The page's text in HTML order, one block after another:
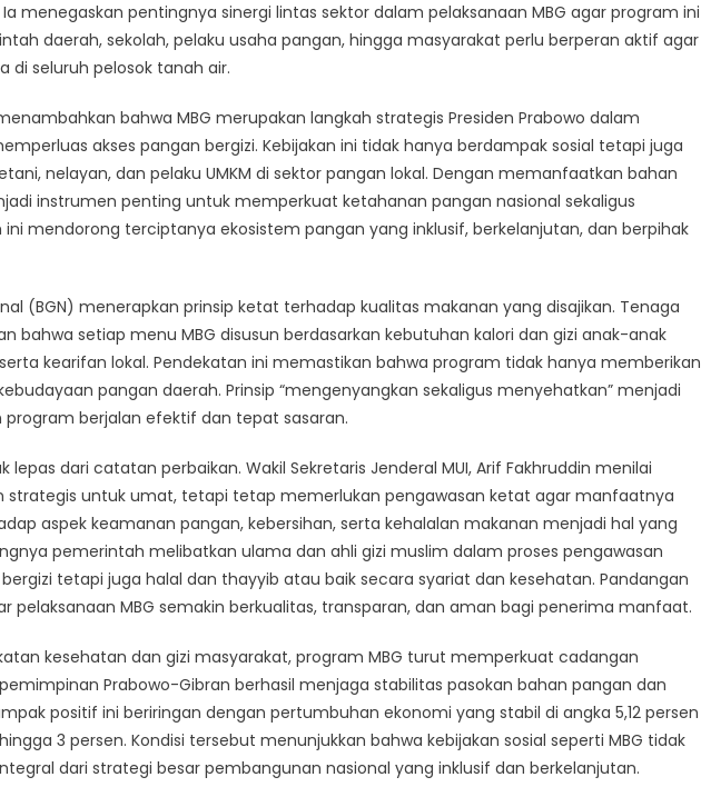
menegaskan pentingnya sinergi lintas sektor dalam pelaksanaan MBG agar program ini
daerah, sekolah, pelaku usaha pangan, hingga masyarakat perlu berperan aktif agar
seluruh pelosok tanah air.
bahwa MBG merupakan langkah strategis Presiden Prabowo dalam
akses pangan bergizi. Kebijakan ini tidak hanya berdampak sosial tetapi juga
nelayan, dan pelaku UMKM di sektor pangan lokal. Dengan memanfaatkan bahan
instrumen penting untuk memperkuat ketahanan pangan nasional sekaligus
mendorong terciptanya ekosistem pangan yang inklusif, berkelanjutan, dan berpihak
(BGN) menerapkan prinsip ketat terhadap kualitas makanan yang disajikan. Tenaga
bahwa setiap menu MBG disusun berdasarkan kebutuhan kalori dan gizi anak-anak
kearifan lokal. Pendekatan ini memastikan bahwa program tidak hanya memberikan
pangan daerah. Prinsip “mengenyangkan sekaligus menyehatkan” menjadi
berjalan efektif dan tepat sasaran.
lepas dari catatan perbaikan. Wakil Sekretaris Jenderal MUI, Arif Fakhruddin menilai
strategis untuk umat, tetapi tetap memerlukan pengawasan ketat agar manfaatnya
aspek keamanan pangan, kebersihan, serta kehalalan makanan menjadi hal yang
pemerintah melibatkan ulama dan ahli gizi muslim dalam proses pengawasan
tetapi juga halal dan thayyib atau baik secara syariat dan kesehatan. Pandangan
pelaksanaan MBG semakin berkualitas, transparan, dan aman bagi penerima manfaat.
kesehatan dan gizi masyarakat, program MBG turut memperkuat cadangan
Prabowo-Gibran berhasil menjaga stabilitas pasokan bahan pangan dan
positif ini beriringan dengan pertumbuhan ekonomi yang stabil di angka 5,12 persen
3 persen. Kondisi tersebut menunjukkan bahwa kebijakan sosial seperti MBG tidak
dari strategi besar pembangunan nasional yang inklusif dan berkelanjutan.